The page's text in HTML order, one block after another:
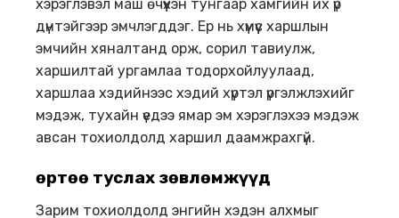
хэрэглэвэл маш өчүүхэн тунгаар хамгийн их үр
дүнтэйгээр эмчлэгддэг. Ер нь хүмүүс харшлын
эмчийн хяналтанд орж, сорил тавиулж,
харшилтай ургамлаа тодорхойлуулаад,
харшлаа хэдийнээс хэдий хүртэл үргэлжлэхийг
мэдэж, тухайн үедээ ямар эм хэрэглэхээ мэдэж
авсан тохиолдолд харшил даамжрахгүй.
Өөртөө туслах зөвлөмжүүд
Зарим тохиолдолд энгийн хэдэн алхмыг